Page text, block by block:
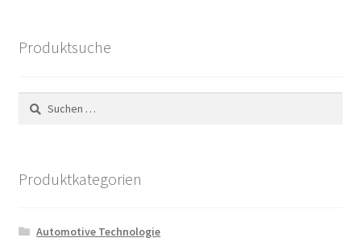
Produktsuche
Suchen
nach:
Produktkategorien
Automotive Technologie